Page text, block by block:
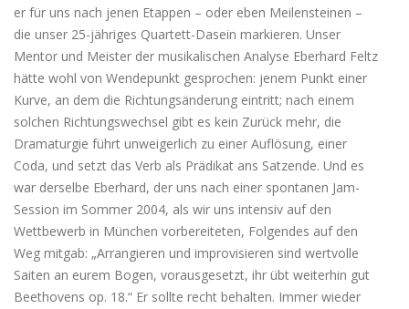
er für uns nach jenen Etappen – oder eben Meilensteinen –
die unser 25-jähriges Quartett-Dasein markieren. Unser
Mentor und Meister der musikalischen Analyse Eberhard Feltz
hätte wohl von Wendepunkt gesprochen: jenem Punkt einer
Kurve, an dem die Richtungsänderung eintritt; nach einem
solchen Richtungswechsel gibt es kein Zurück mehr, die
Dramaturgie führt unweigerlich zu einer Auflösung, einer
Coda, und setzt das Verb als Prädikat ans Satzende. Und es
war derselbe Eberhard, der uns nach einer spontanen Jam-
Session im Sommer 2004, als wir uns intensiv auf den
Wettbewerb in München vorbereiteten, Folgendes auf den
Weg mitgab: „Arrangieren und improvisieren sind wertvolle
Saiten an eurem Bogen, vorausgesetzt, ihr übt weiterhin gut
Beethovens op. 18.“ Er sollte recht behalten. Immer wieder